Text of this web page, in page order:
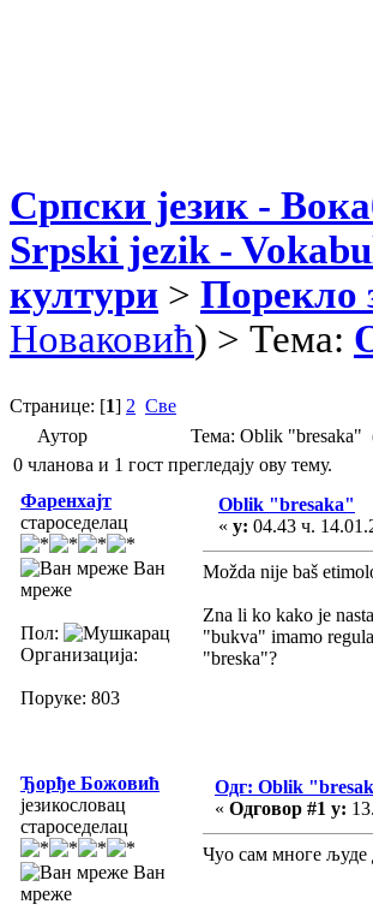
Српски језик -
Srpski jezik -
култури > Порекло
Новаковић) > Тема:
Странице: [1] 2 Све
Аутор
Тема: Oblik "bresaka"
0 чланова и 1 гост прегледају ову тему.
Фаренхајт
староседелац
Ван
мреже
Пол:
Организација:
Поруке: 803
Oblik "bresaka"
« у: 04.43 ч.
Možda nije baš
Zna li ko kako je
"bukva" imamo
"breska"?
Ђорђе Божовић
језикословац
староседелац
Ван
мреже
Одг: Oblik
« Одговор #1 у:
Чуо сам многе људе